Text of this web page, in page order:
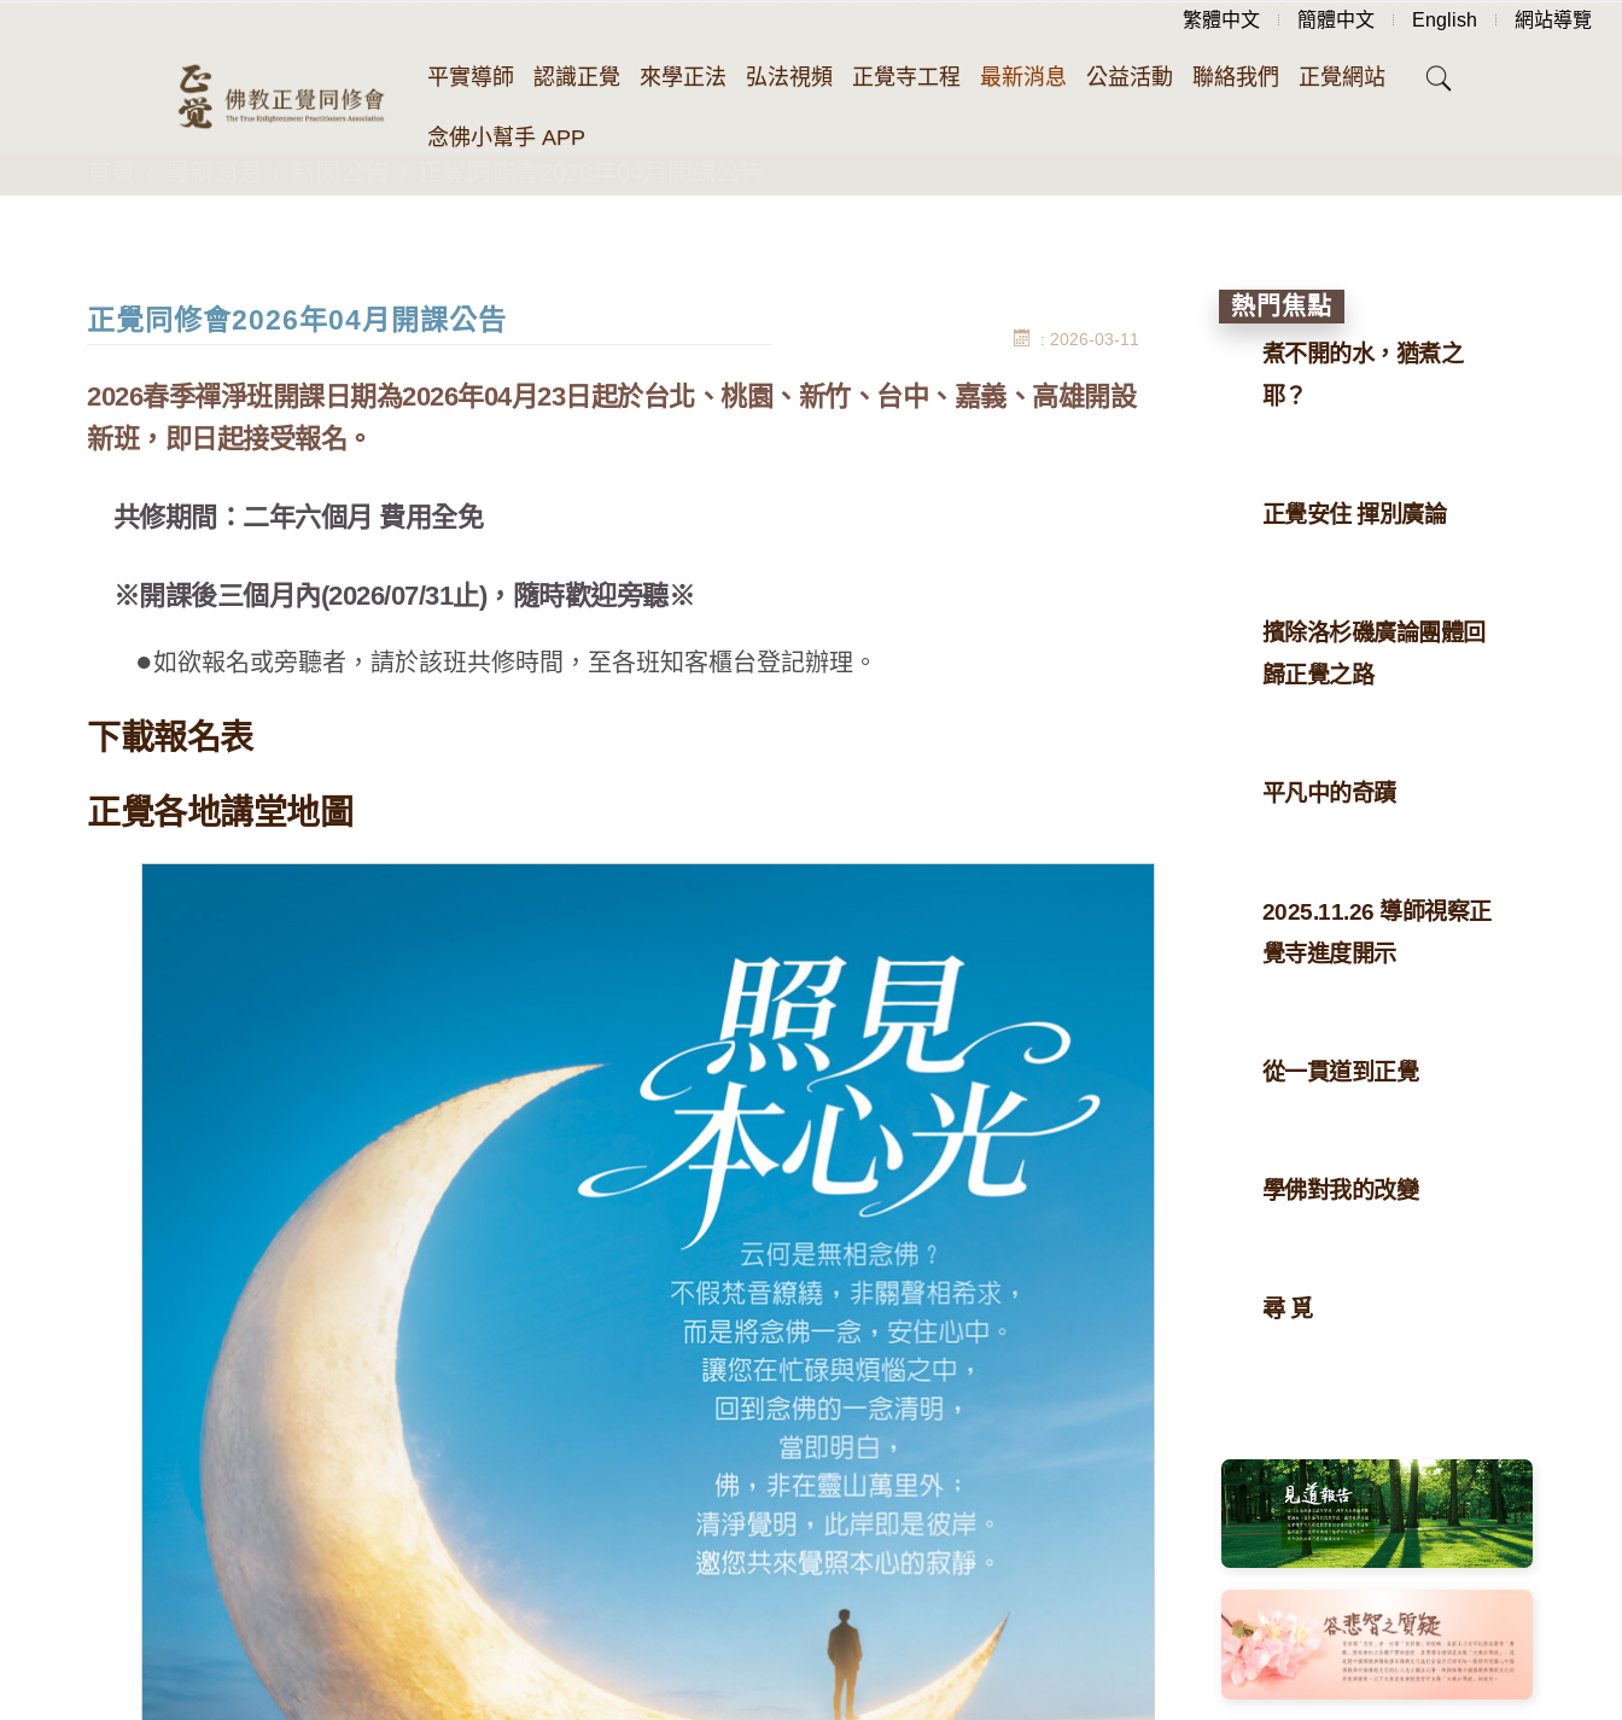
繁體中文 簡體中文 English 網站導覽
平實導師 認識正覺 來學正法 弘法視頻 正覺寺工程 最新消息 公益活動 聯絡我們 正覺網站
念佛小幫手 APP
正覺同修會2026年04月開課公告
: 2026-03-11
2026春季禪淨班開課日期為2026年04月23日起於台北、桃園、新竹、台中、嘉義、高雄開設
新班，即日起接受報名。
共修期間：二年六個月 費用全免
※ 開課後三個月內(2026/07/31止)，隨時歡迎旁聽※
●如欲報名或旁聽者，請於該班共修時間，至各班知客櫃台登記辦理。
下載報名表
正覺各地講堂地圖
熱門焦點
煮不開的水，猶煮之
耶？
正覺安住 揮別廣論
擯除洛杉磯廣論團體回
歸正覺之路
平凡中的奇蹟
2025.11.26 導師視察正
覺寺進度開示
從一貫道到正覺
學佛對我的改變
尋 覓